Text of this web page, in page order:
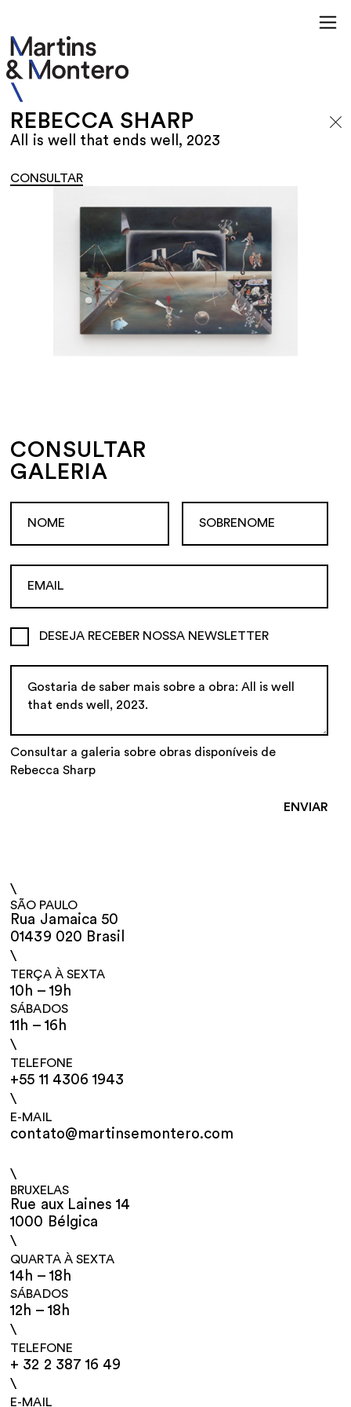
REBECCA SHARP
All is well that ends well, 2023
CONSULTAR
CONSULTAR
GALERIA
DESEJA RECEBER NOSSA NEWSLETTER
Consultar a galeria sobre obras disponíveis de
Rebecca Sharp
\
SÃO PAULO
Rua Jamaica 50
01439 020 Brasil
\
TERÇA À SEXTA
10h – 19h
SÁBADOS
11h – 16h
\
TELEFONE
+55 11 4306 1943
\
E-MAIL
contato@martinsemontero.com
\
BRUXELAS
Rue aux Laines 14
1000 Bélgica
\
QUARTA À SEXTA
14h – 18h
SÁBADOS
12h – 18h
\
TELEFONE
+ 32 2 387 16 49
\
E-MAIL